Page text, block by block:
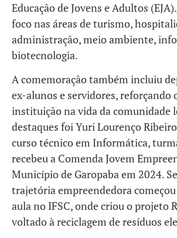
Educação de Jovens e Adultos
foco nas áreas de turismo,
administração, meio ambiente,
biotecnologia.
A comemoração também incluiu
ex-alunos e servidores, reforçando
instituição na vida da comunidade
destaques foi Yuri Lourenço
curso técnico em Informática,
recebeu a Comenda Jovem
Município de Garopaba em 2024.
trajetória empreendedora
aula no IFSC, onde criou o projeto
voltado à reciclagem de resíduos